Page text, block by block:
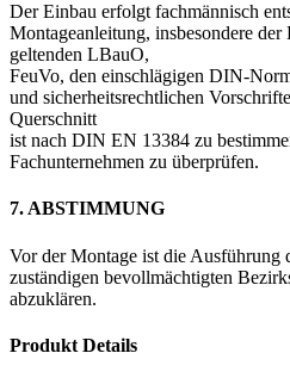
Der Einbau erfolgt fachmännisch
Montageanleitung, insbesondere
geltenden LBauO,
FeuVo, den einschlägigen DIN-
und sicherheitsrechtlichen
Querschnitt
ist nach DIN EN 13384 zu
Fachunternehmen zu überprüfen.
7. ABSTIMMUNG
Vor der Montage ist die Ausführung
zuständigen bevollmächtigten
abzuklären.
Produkt Details